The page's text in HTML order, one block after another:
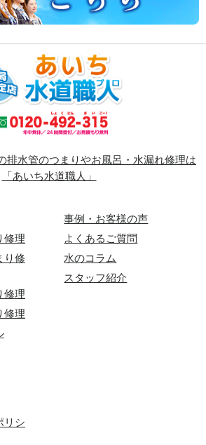
排水管のつまりやお風呂・水漏れ修理は
「あいち水道職人」
修理
り修
修理
修理
事例・お客様の声
よくあるご質問
水のコラム
スタッフ紹介
リシ